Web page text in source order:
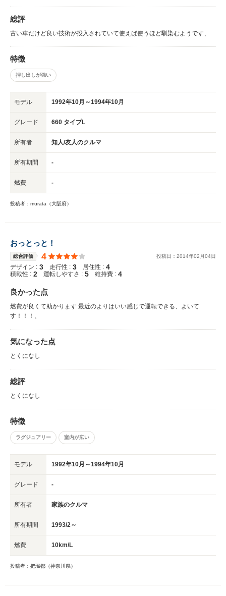
総評
古い車だけど良い技術が投入されていて使えば使うほど馴染むようです、
特徴
押し出しが強い
モデル 1992年10月～1994年10月
グレード 660 タイプL
所有者 知人/友人のクルマ
所有期間 -
燃費 -
投稿者：murata（大阪府）
おっとっと！
総合評価 4 投稿日： 2014年02 月04日
デザイン : 3 走行性 : 3 居住性 : 4
積載性 : 2 運転しやすさ : 5 維持費 : 4
良かった点
燃費が良くて助かります 最近のよりはいい感じで運転できる、よいて
す！！！、
気になった点
とくになし
総評
とくになし
特徴
ラグジュアリー 室内が広い
モデル 1992年10月～1994年10月
グレード -
所有者 家族のクルマ
所有期間 1993/2～
燃費 10km/L
投稿者：把瑠都（神奈川県）